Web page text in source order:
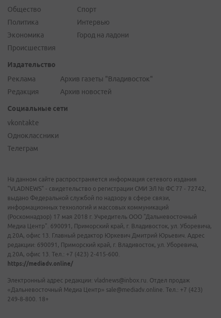
Общество
Политика
Экономика
Происшествия
Спорт
Интервью
Город на ладони
Издательство
Реклама
Редакция
Архив газеты "Владивосток"
Архив новостей
Социальные сети
vkontakte
Одноклассники
Телеграм
На данном сайте распространяется информация сетевого издания
"VLADNEWS" - свидетельство о регистрации СМИ ЭЛ № ФС 77 - 72742,
выдано Федеральной службой по надзору в сфере связи,
информационных технологий и массовых коммуникаций
(Роскомнадзор) 17 мая 2018 г. Учредитель ООО "Дальневосточный
Медиа Центр". 690091, Приморский край, г. Владивосток, ул. Уборевича,
д.20А, офис 13. Главный редактор Юркевич Дмитрий Юрьевич. Адрес
редакции: 690091, Приморский край, г. Владивосток, ул. Уборевича,
д.20А, офис 13. Тел.: +7 (423) 2-415-600.
https://mediadv.online/
Электронный адрес редакции: vladnews@inbox.ru. Отдел продаж
«Дальневосточный Медиа Центр» sale@mediadv.online. Тел.: +7 (423)
249-8-800. 18+